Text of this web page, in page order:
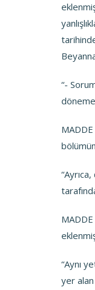
“-
“Aynı
yer